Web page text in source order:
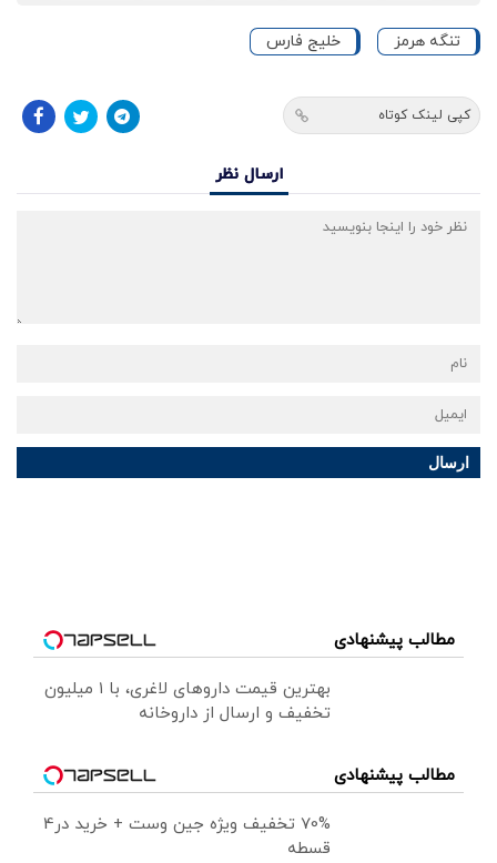
تنگه هرمز خلیج فارس
کپی لینک کوتاه
ارسال نظر
ارسال
مطالب پیشنهادی
بهترین قیمت داروهای لاغری، با ۱ میلیون
تخفیف و ارسال از داروخانه‌
مطالب پیشنهادی
70% تخفیف ویژه جین وست + خرید در4
قسطه